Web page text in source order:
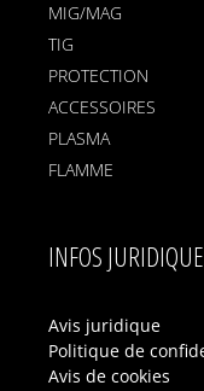
MIG/MAG
TIG
PROTECTION
ACCESSOIRES
PLASMA
FLAMME
INFOS
Avis juridique
Politique de
Avis de cookies